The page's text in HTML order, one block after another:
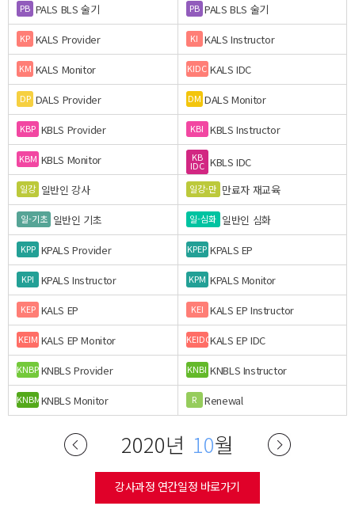
PB PALS BLS 술기 PB PALS BLS 술기
KP KALS Provider KI KALS Instructor
KM KALS Monitor KIDC KALS IDC
DP DALS Provider DM DALS Monitor
KBP KBLS Provider KBI KBLS Instructor
KBM KBLS Monitor KB
IDC KBLS IDC
일강 일반인 강사 일강-만 만료자 재교육
일-기초 일반인 기초 일-심화 일반인 심화
KPP KPALS Provider KPEP KPALS EP
KPI KPALS Instructor KPM KPALS Monitor
KEP KALS EP KEI KALS EP Instructor
KEIM KALS EP Monitor KEIDCKALS EP IDC
KNBPKNBLS Provider KNBI KNBLS Instructor
KNBMKNBLS Monitor R Renewal
2020년 10월
강사과정 연간일정 바로가기